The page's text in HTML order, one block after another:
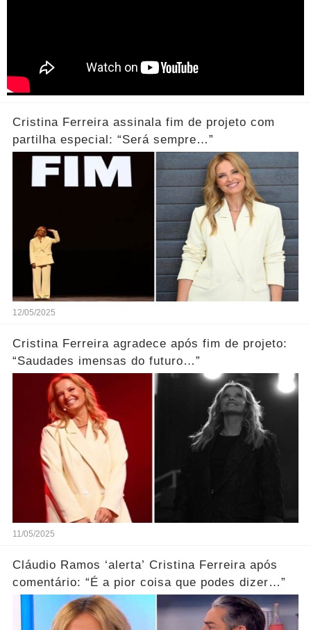
Cristina Ferreira assinala fim de projeto com
partilha especial: “Será sempre…”
12/05/2025
Cristina Ferreira agradece após fim de projeto:
“Saudades imensas do futuro…”
11/05/2025
Cláudio Ramos ‘alerta’ Cristina Ferreira após
comentário: “É a pior coisa que podes dizer…”